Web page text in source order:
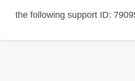
the following support ID: